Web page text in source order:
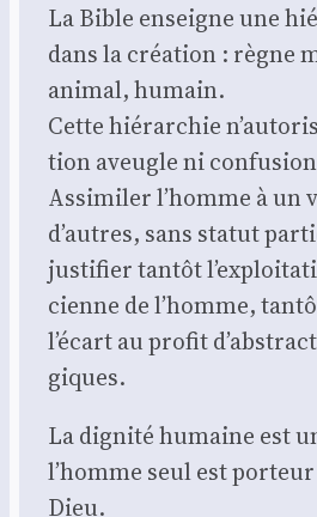
La Bible enseigne une
dans la créa­tion : règne
ani­mal, humain.
Cette hié­rar­chie
tion aveugle ni
Assi­mi­ler l’homme à un
d’autres, sans sta­tut
jus­ti­fier tan­tôt
cienne de l’homme,
l’écart au pro­fit
giques.
La digni­té humaine est
l’homme seul est por­teur
Dieu.